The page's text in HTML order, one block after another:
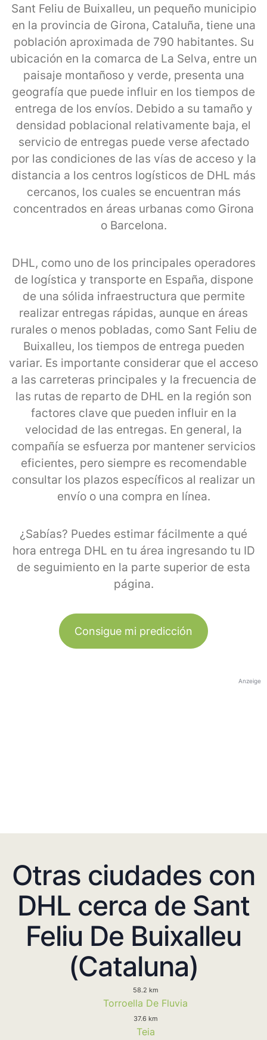
Sant Feliu de Buixalleu, un pequeño municipio
en la provincia de Girona, Cataluña, tiene una
población aproximada de 790 habitantes. Su
ubicación en la comarca de La Selva, entre un
paisaje montañoso y verde, presenta una
geografía que puede influir en los tiempos de
entrega de los envíos. Debido a su tamaño y
densidad poblacional relativamente baja, el
servicio de entregas puede verse afectado
por las condiciones de las vías de acceso y la
distancia a los centros logísticos de DHL más
cercanos, los cuales se encuentran más
concentrados en áreas urbanas como Girona
o Barcelona.
DHL, como uno de los principales operadores
de logística y transporte en España, dispone
de una sólida infraestructura que permite
realizar entregas rápidas, aunque en áreas
rurales o menos pobladas, como Sant Feliu de
Buixalleu, los tiempos de entrega pueden
variar. Es importante considerar que el acceso
a las carreteras principales y la frecuencia de
las rutas de reparto de DHL en la región son
factores clave que pueden influir en la
velocidad de las entregas. En general, la
compañía se esfuerza por mantener servicios
eficientes, pero siempre es recomendable
consultar los plazos específicos al realizar un
envío o una compra en línea.
¿Sabías? Puedes estimar fácilmente a qué
hora entrega DHL en tu área ingresando tu ID
de seguimiento en la parte superior de esta
página.
Consigue mi predicción
Anzeige
Otras ciudades con
DHL cerca de Sant
Feliu De Buixalleu
(Cataluna)
58.2 km
Torroella De Fluvia
37.6 km
Teia